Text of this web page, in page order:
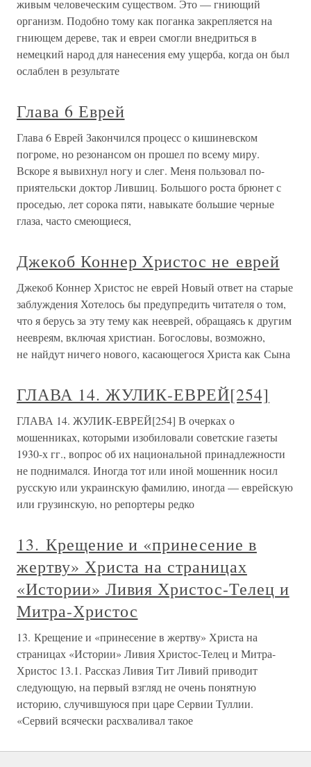
живым человеческим существом. Это — гниющий
организм. Подобно тому как поганка закрепляется на
гниющем дереве, так и евреи смогли внедриться в
немецкий народ для нанесения ему ущерба, когда он был
ослаблен в результате
Глава 6 Еврей
Глава 6 Еврей Закончился процесс о кишиневском
погроме, но резонансом он прошел по всему миру.
Вскоре я вывихнул ногу и слег. Меня пользовал по-
приятельски доктор Лившиц. Большого роста брюнет с
проседью, лет сорока пяти, навыкате большие черные
глаза, часто смеющиеся,
Джекоб Коннер Христос не еврей
Джекоб Коннер Христос не еврей Новый ответ на старые
заблуждения Хотелось бы предупредить читателя о том,
что я берусь за эту тему как нееврей, обращаясь к другим
неевреям, включая христиан. Богословы, возможно,
не найдут ничего нового, касающегося Христа как Сына
ГЛАВА 14. ЖУЛИК-ЕВРЕЙ[254]
ГЛАВА 14. ЖУЛИК-ЕВРЕЙ[254] В очерках о
мошенниках, которыми изобиловали советские газеты
1930-х гг., вопрос об их национальной принадлежности
не поднимался. Иногда тот или иной мошенник носил
русскую или украинскую фамилию, иногда — еврейскую
или грузинскую, но репортеры редко
13. Крещение и «принесение в
жертву» Христа на страницах
«Истории» Ливия Христос-Телец и
Митра-Христос
13. Крещение и «принесение в жертву» Христа на
страницах «Истории» Ливия Христос-Телец и Митра-
Христос 13.1. Рассказ Ливия Тит Ливий приводит
следующую, на первый взгляд не очень понятную
историю, случившуюся при царе Сервии Туллии.
«Сервий всячески расхваливал такое